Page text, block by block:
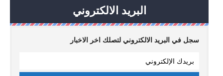
البريد الالكتروني
سجل في البريد الالكتروني لتصلك اخر الاخبار